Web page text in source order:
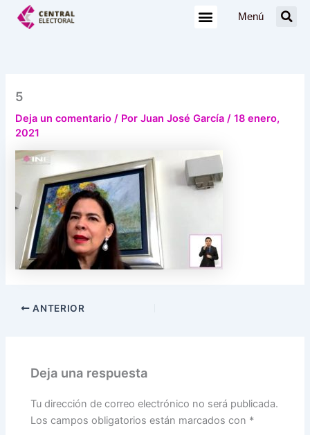
Menú
5
Deja un comentario / PorJuan José García/18 enero,
2021
ANTERIOR
Deja una respuesta
Tu dirección de correo electrónico no será publicada.
Los campos obligatorios están marcados con *